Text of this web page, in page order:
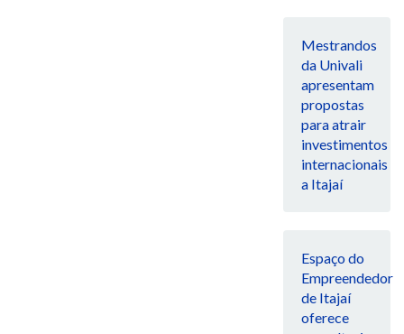
Mestrandos
da Univali
apresentam
propostas
para atrair
investimentos
internacionais
a Itajaí
Espaço do
Empreendedor
de Itajaí
oferece